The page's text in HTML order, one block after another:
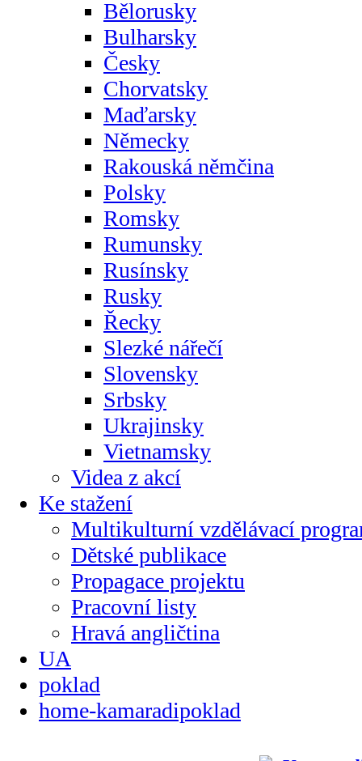
Bělorusky
Bulharsky
Česky
Chorvatsky
Maďarsky
Německy
Rakouská němčina
Polsky
Romsky
Rumunsky
Rusínsky
Rusky
Řecky
Slezké nářečí
Slovensky
Srbsky
Ukrajinsky
Vietnamsky
Videa z akcí
Ke stažení
Multikulturní vzdělávací
Dětské publikace
Propagace projektu
Pracovní listy
Hravá angličtina
UA
poklad
home-kamaradipoklad